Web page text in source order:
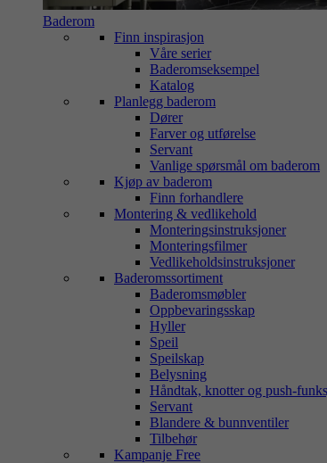
Baderom
Finn inspirasjon
Våre serier
Baderomseksempel
Katalog
Planlegg baderom
Dører
Farver og utførelse
Servant
Vanlige spørsmål om baderom
Kjøp av baderom
Finn forhandlere
Montering & vedlikehold
Monteringsinstruksjoner
Monteringsfilmer
Vedlikeholdsinstruksjoner
Baderomssortiment
Baderomsmøbler
Oppbevaringsskap
Hyller
Speil
Speilskap
Belysning
Håndtak, knotter og push-
Servant
Blandere & bunnventiler
Tilbehør
Kampanje Free